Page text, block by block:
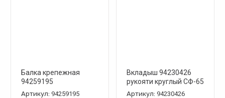
Балка крепежная
94259195
Артикул: 94259195
Вкладыш 94230426
рукояти круглый СФ-65
Артикул: 94230426